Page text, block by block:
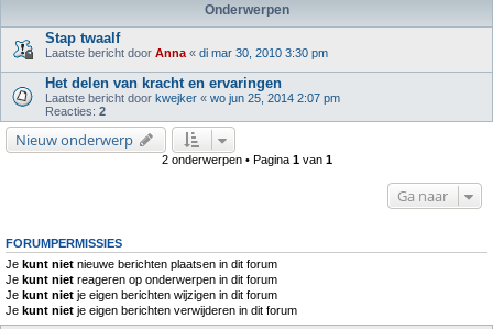
Onderwerpen
Stap twaalf
Laatste bericht door Anna « di mar 30, 2010 3:30 pm
Het delen van kracht en ervaringen
Laatste bericht door kwejker « wo jun 25, 2014 2:07 pm
Reacties: 2
Nieuw onderwerp
2 onderwerpen • Pagina 1van 1
Ga naar
FORUMPERMISSIES
Je kunt niet nieuwe berichten plaatsen in dit forum
Je kunt niet reageren op onderwerpen in dit forum
Je kunt niet je eigen berichten wijzigen in dit forum
Je kunt niet je eigen berichten verwijderen in dit forum